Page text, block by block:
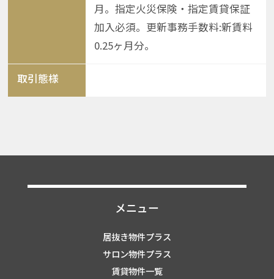
月。指定火災保険・指定賃貸保証
加入必須。更新事務手数料:新賃料
0.25ヶ月分。
取引態様
メニュー
居抜き物件プラス
サロン物件プラス
賃貸物件一覧